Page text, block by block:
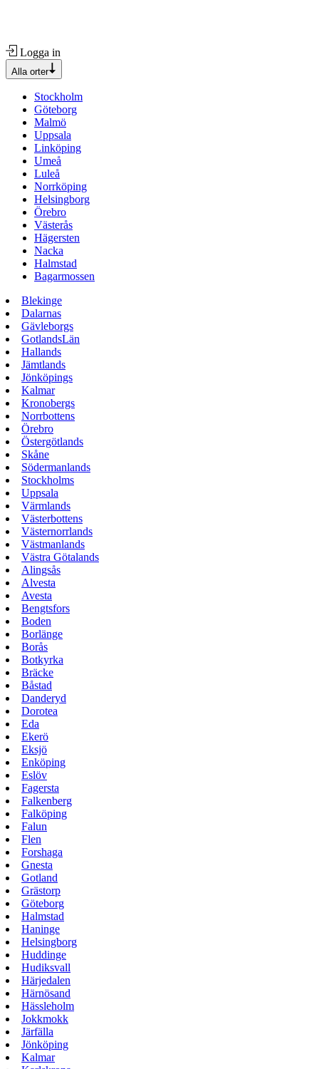
Logga in
Alla orter
Stockholm
Göteborg
Malmö
Uppsala
Linköping
Umeå
Luleå
Norrköping
Helsingborg
Örebro
Västerås
Hägersten
Nacka
Halmstad
Bagarmossen
Blekinge
Dalarnas
Gävleborgs
GotlandsLän
Hallands
Jämtlands
Jönköpings
Kalmar
Kronobergs
Norrbottens
Örebro
Östergötlands
Skåne
Södermanlands
Stockholms
Uppsala
Värmlands
Västerbottens
Västernorrlands
Västmanlands
Västra Götalands
Alingsås
Alvesta
Avesta
Bengtsfors
Boden
Borlänge
Borås
Botkyrka
Bräcke
Båstad
Danderyd
Dorotea
Eda
Ekerö
Eksjö
Enköping
Eslöv
Fagersta
Falkenberg
Falköping
Falun
Flen
Forshaga
Gnesta
Gotland
Grästorp
Göteborg
Halmstad
Haninge
Helsingborg
Huddinge
Hudiksvall
Härjedalen
Härnösand
Hässleholm
Jokkmokk
Järfälla
Jönköping
Kalmar